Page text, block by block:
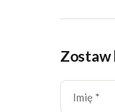
Zostaw